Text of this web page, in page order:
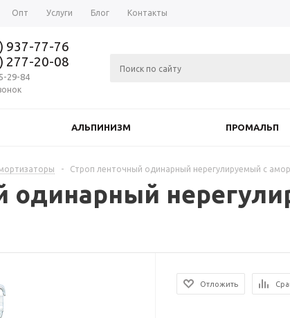
Опт Услуги Блог Контакты
937-77-76
277-20-08
29-84
АЛЬПИНИЗМ ПРОМАЛЬП
- Строп ленточный одинарный нерегулируемый с
одинарный
Отложить